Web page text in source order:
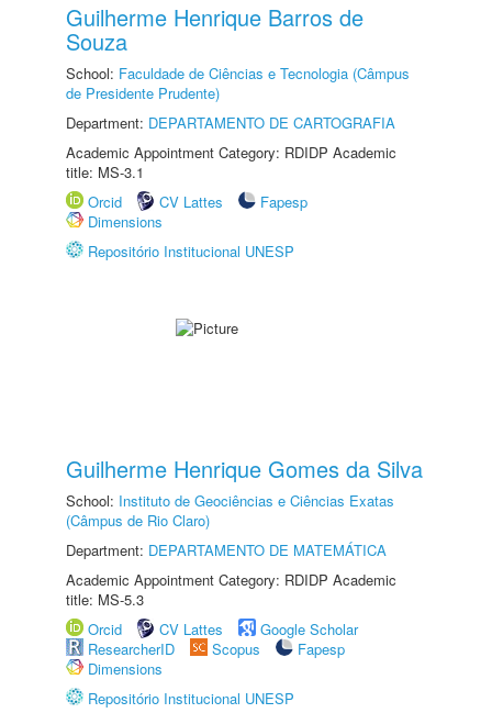
Guilherme Henrique Barros de
Souza
School: Faculdade de Ciências e Tecnologia (Câmpus
de Presidente Prudente)
Department: DEPARTAMENTO DE CARTOGRAFIA
Academic Appointment Category: RDIDP Academic
title: MS-3.1
Orcid
CV Lattes
Fapesp
Dimensions
Repositório Institucional UNESP
Guilherme Henrique Gomes da Silva
School: Instituto de Geociências e Ciências Exatas
(Câmpus de Rio Claro)
Department: DEPARTAMENTO DE MATEMÁTICA
Academic Appointment Category: RDIDP Academic
title: MS-5.3
Orcid
CV Lattes
Google Scholar
ResearcherID
Scopus
Fapesp
Dimensions
Repositório Institucional UNESP